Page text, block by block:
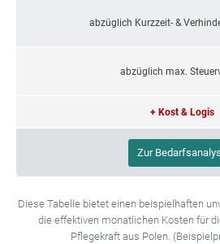
abzüglich Kurzzeit- &
abzüglich max.
+ Kost & Logis
Zur
Diese Tabelle bietet einen beispielhaften
die effektiven monatlichen Kosten für
Pflegekraft aus Polen.